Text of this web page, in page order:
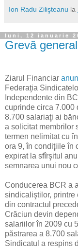
Ion Radu Zilişteanu la
luni, 12 ianuarie
Grevă
Ziarul Financiar
Federaţia
Independente din
cuprinde circa 7.000
8.700 salariaţi ai
a solicitat membrilor
termen nelimitat cu
ora 9, în condiţiile în
expirat la sfîrşitul
semnarea unui nou
Conducerea BCR a
sindicaliştilor, printre
din contractul
Crăciun devin
salariilor în 2009 cu
păstrarea a 8.700
Sindicatul a respins